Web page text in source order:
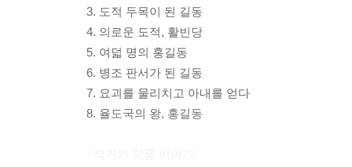
3. 도적 두목이 된 길동
4. 의로운 도적, 활빈당
5. 여덟 명의 홍길동
6. 병조 판서가 된 길동
7. 요괴를 물리치고 아내를 얻다
8. 율도국의 왕, 홍길동